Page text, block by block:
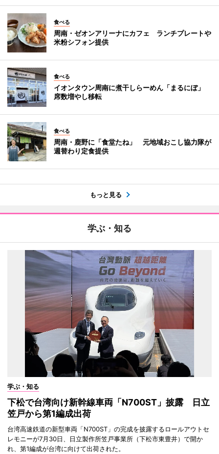
食べる
周南・ゼオンアリーナにカフェ ランチプレートや
米粉シフォン提供
食べる
イオンタウン周南に煮干しらーめん「まるにぼ」
席数増やし移転
食べる
周南・鹿野に「食堂たね」 元地域おこし協力隊が
週替わり定食提供
もっと見る
学ぶ・知る
学ぶ・知る
下松で台湾向け新幹線車両「N700ST」披露 日立
笠戸から第1編成出荷
台湾高速鉄道の新型車両「N700ST」の完成を披露するロールアウトセ
レモニーが7月30日、日立製作所笠戸事業所（下松市東豊井）で開か
れ、第1編成が台湾に向けて出荷された。